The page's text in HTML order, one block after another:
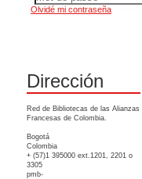
Olvidé mi contraseña
Dirección
Red de Bibliotecas de las Alianzas
Francesas de Colombia.
Bogotá
Colombia
+ (57)1 395000 ext.1201, 2201 o
3305
pmb-